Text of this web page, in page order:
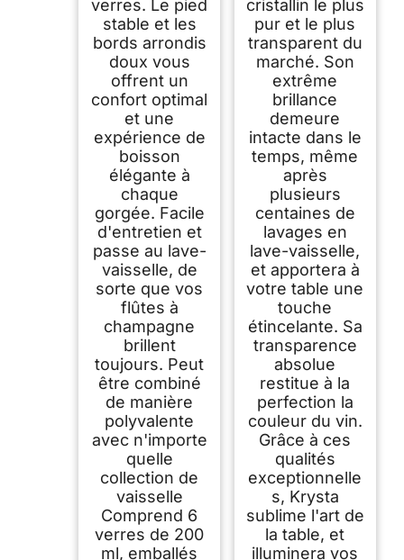
verres. Le pied
stable et les
bords arrondis
doux vous
offrent un
confort optimal
et une
expérience de
boisson
élégante à
chaque
gorgée. Facile
d'entretien et
passe au lave-
vaisselle, de
sorte que vos
flûtes à
champagne
brillent
toujours. Peut
être combiné
de manière
polyvalente
avec n'importe
quelle
collection de
vaisselle
Comprend 6
verres de 200
ml, emballés
cristallin le plus
pur et le plus
transparent du
marché. Son
extrême
brillance
demeure
intacte dans le
temps, même
après
plusieurs
centaines de
lavages en
lave-vaisselle,
et apportera à
votre table une
touche
étincelante. Sa
transparence
absolue
restitue à la
perfection la
couleur du vin.
Grâce à ces
qualités
exceptionnelle
s, Krysta
sublime l'art de
la table, et
illuminera vos